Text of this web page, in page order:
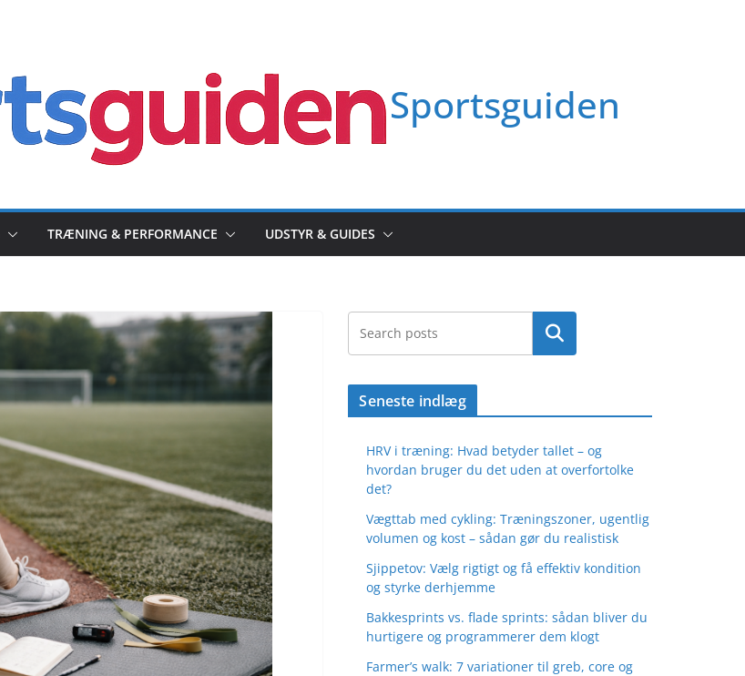
Sportsguiden
TRÆNING & PERFORMANCE UDSTYR & GUIDES
Søg
Seneste indlæg
HRV i træning: Hvad betyder tallet – og
hvordan bruger du det uden at overfortolke
det?
Vægttab med cykling: Træningszoner, ugentlig
volumen og kost – sådan gør du realistisk
Sjippetov: Vælg rigtigt og få effektiv kondition
og styrke derhjemme
Bakkesprints vs. flade sprints: sådan bliver du
hurtigere og programmerer dem klogt
Farmer’s walk: 7 variationer til greb, core og